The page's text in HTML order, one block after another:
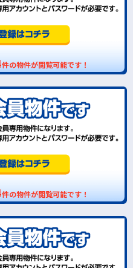
件の物件が閲覧可能です！
件の物件が閲覧可能です！